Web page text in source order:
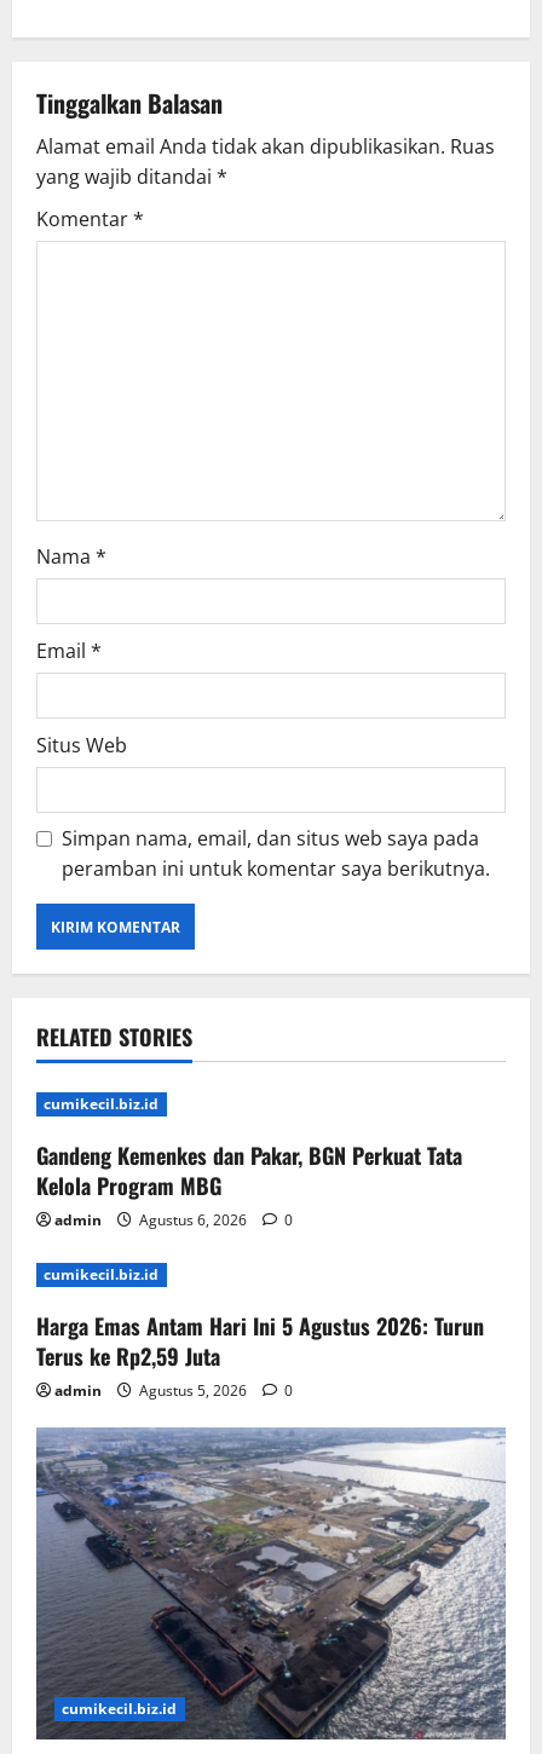
v
i
g
Tinggalkan Balasan
Alamat email Anda tidak akan dipublikasikan. Ruas
yang wajib ditandai *
Komentar*
Nama *
Email *
Situs Web
Simpan nama, email, dan situs web saya pada
peramban ini untuk komentar saya berikutnya.
RELATED STORIES
cumikecil.biz.id
Gandeng Kemenkes dan Pakar, BGN Perkuat Tata
Kelola Program MBG
admin Agustus 6, 2026 0
cumikecil.biz.id
Harga Emas Antam Hari Ini 5 Agustus 2026: Turun
Terus ke Rp2,59 Juta
admin Agustus 5, 2026 0
cumikecil.biz.id